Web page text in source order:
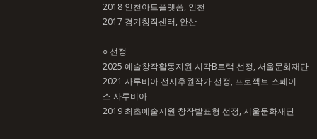
2018 인천아트플랫폼, 인천
2017 경기창작센터, 안산
○ 선정
2025 예술창작활동지원 시각B트랙 선정, 서울문화재단
2021 사루비아 전시후원작가 선정, 프로젝트 스페이
스 사루비아
2019 최초예술지원 창작발표형 선정, 서울문화재단